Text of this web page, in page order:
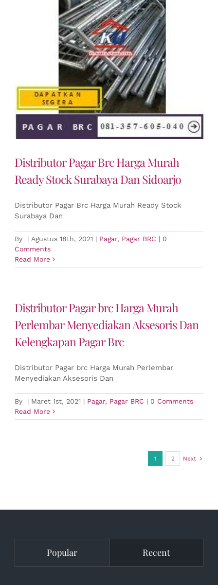
Distributor Pagar Brc Harga Murah
Ready Stock Surabaya Dan Sidoarjo
Distributor Pagar Brc Harga Murah Ready Stock
Surabaya Dan
By | Agustus 18th, 2021 | Pagar, Pagar BRC | 0
Comments
Read More
Distributor Pagar brc Harga Murah
Perlembar Menyediakan Aksesoris Dan
Kelengkapan Pagar Brc
Distributor Pagar brc Harga Murah Perlembar
Menyediakan Aksesoris Dan
By | Maret 1st, 2021 | Pagar, Pagar BRC | 0 Comments
Read More
1 2 Next
Popular Recent